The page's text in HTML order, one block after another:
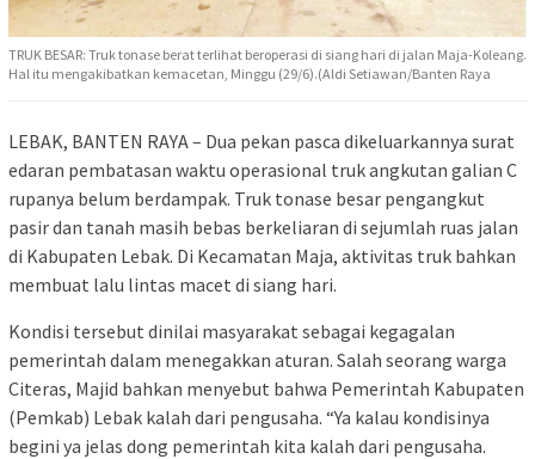
TRUK BESAR: Truk tonase berat terlihat beroperasi di siang hari di jalan Maja-Koleang.
Hal itu mengakibatkan kemacetan, Minggu (29/6).(Aldi Setiawan/Banten Raya
LEBAK, BANTEN RAYA – Dua pekan pasca dikeluarkannya surat
edaran pembatasan waktu operasional truk angkutan galian C
rupanya belum berdampak. Truk tonase besar pengangkut
pasir dan tanah masih bebas berkeliaran di sejumlah ruas jalan
di Kabupaten Lebak. Di Kecamatan Maja, aktivitas truk bahkan
membuat lalu lintas macet di siang hari.
Kondisi tersebut dinilai masyarakat sebagai kegagalan
pemerintah dalam menegakkan aturan. Salah seorang warga
Citeras, Majid bahkan menyebut bahwa Pemerintah Kabupaten
(Pemkab) Lebak kalah dari pengusaha. “Ya kalau kondisinya
begini ya jelas dong pemerintah kita kalah dari pengusaha.